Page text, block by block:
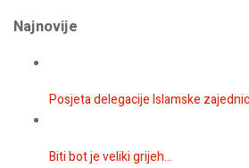
Najnovije
Posjeta delegacije Islamske
Biti bot je veliki grijeh...